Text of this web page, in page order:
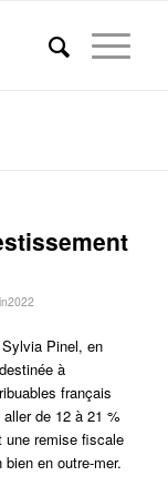
Pinel, en
à
français
aller de 12 à 21 %
une remise fiscale
bien en outre-mer.